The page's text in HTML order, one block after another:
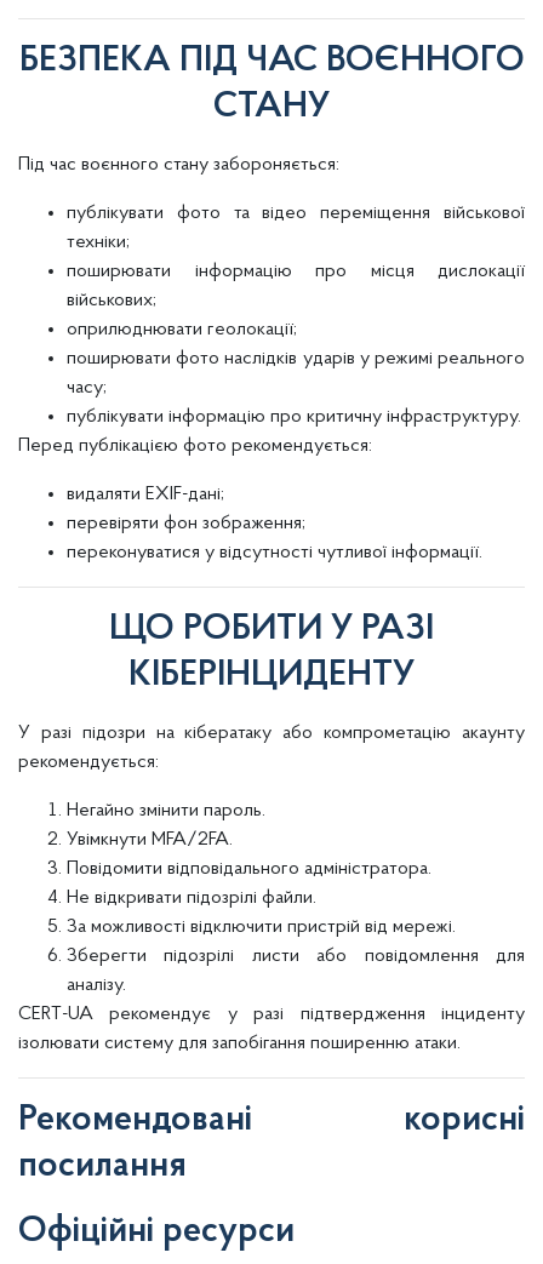
БЕЗПЕКА ПІД ЧАС ВОЄННОГО
СТАНУ
Під час воєнного стану забороняється:
публікувати фото та відео переміщення військової
техніки;
поширювати інформацію про місця дислокації
військових;
оприлюднювати геолокації;
поширювати фото наслідків ударів у режимі реального
часу;
публікувати інформацію про критичну інфраструктуру.
Перед публікацією фото рекомендується:
видаляти EXIF-дані;
перевіряти фон зображення;
переконуватися у відсутності чутливої інформації.
ЩО РОБИТИ У РАЗІ
КІБЕРІНЦИДЕНТУ
У разі підозри на кібератаку або компрометацію акаунту
рекомендується:
Негайно змінити пароль.
Увімкнути MFA/2FA.
Повідомити відповідального адміністратора.
Не відкривати підозрілі файли.
За можливості відключити пристрій від мережі.
Зберегти підозрілі листи або повідомлення для
аналізу.
CERT-UA рекомендує у разі підтвердження інциденту
ізолювати систему для запобігання поширенню атаки.
Рекомендовані корисні
посилання
Офіційні ресурси